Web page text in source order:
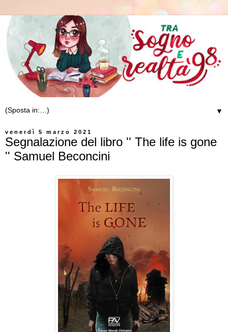
▼
venerdì 5 marzo 2021
Segnalazione del libro '' The life is gone
'' Samuel Beconcini